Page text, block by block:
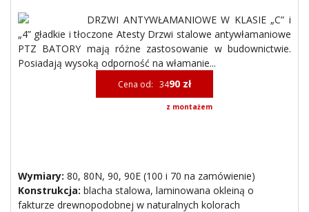
DRZWI ANTYWŁAMANIOWE W KLASIE „C” i
„4” gładkie i tłoczone Atesty Drzwi stalowe antywłamaniowe
PTZ BATORY mają różne zastosowanie w budownictwie.
Posiadają wysoką odporność na włamanie...
Cena od: 3490 zł
z montażem
Wymiary: 80, 80N, 90, 90E (100 i 70 na zamówienie)
Konstrukcja: blacha stalowa, laminowana okleiną o
fakturze drewnopodobnej w naturalnych kolorach